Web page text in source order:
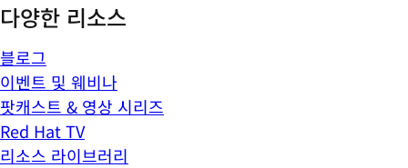
다양한 리소스
블로그
이벤트 및 웨비나
팟캐스트 & 영상 시리즈
Red Hat TV
리소스 라이브러리